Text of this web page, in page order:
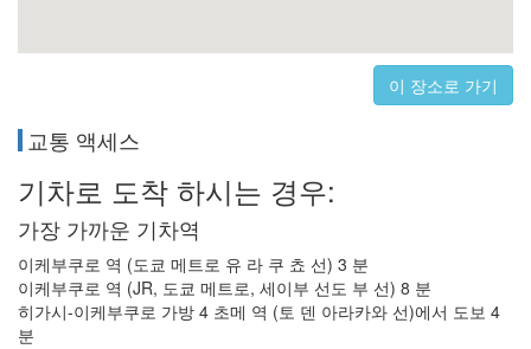
이 장소로 가기
교통 액세스
기차로 도착 하시는 경우:
가장 가까운 기차역
이케부쿠로 역 (도쿄 메트로 유 라 쿠 쵸 선) 3 분
이케부쿠로 역 (JR, 도쿄 메트로, 세이부 선도 부 선) 8 분
히가시-이케부쿠로 가방 4 초메 역 (토 덴 아라카와 선)에서 도보 4
분